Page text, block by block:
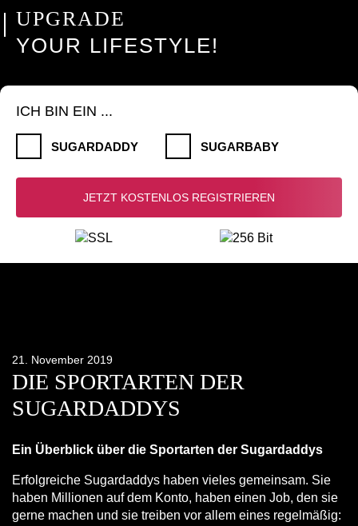
UPGRADE
YOUR LIFESTYLE!
ICH BIN EIN ...
SUGARDADDY SUGARBABY
21. November 2019
DIE SPORTARTEN DER
SUGARDADDYS
Ein Überblick über die Sportarten der Sugardaddys
Erfolgreiche Sugardaddys haben vieles gemeinsam. Sie
haben Millionen auf dem Konto, haben einen Job, den sie
gerne machen und sie treiben vor allem eines regelmäßig: